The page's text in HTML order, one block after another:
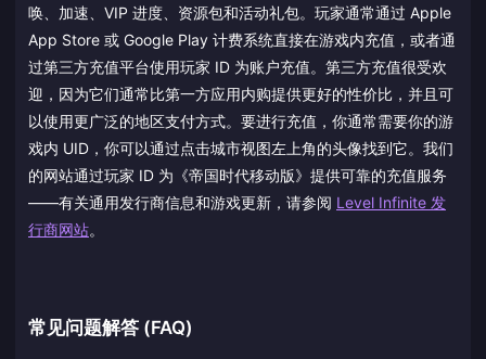
唤、加速、VIP 进度、资源包和活动礼包。玩家通常通过 Apple
App Store 或 Google Play 计费系统直接在游戏内充值，或者通
过第三方充值平台使用玩家 ID 为账户充值。第三方充值很受欢
迎，因为它们通常比第一方应用内购提供更好的性价比，并且可
以使用更广泛的地区支付方式。要进行充值，你通常需要你的游
戏内 UID，你可以通过点击城市视图左上角的头像找到它。我们
的网站通过玩家 ID 为《帝国时代移动版》提供可靠的充值服务
——有关通用发行商信息和游戏更新，请参阅 Level Infinite 发
行商网站。
常见问题解答 (FAQ)